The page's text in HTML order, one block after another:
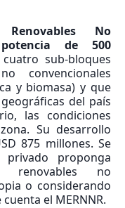
No
de 500
sub-bloques
convencionales
y biomasa) y que
del país
las condiciones
Su desarrollo
875 millones. Se
proponga
renovables no
o considerando
el MERNNR.